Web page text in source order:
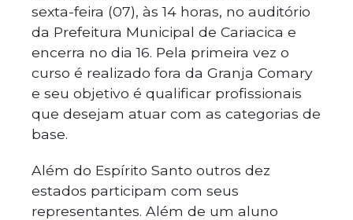
sexta-feira (07), às 14 horas, no auditório
da Prefeitura Municipal de Cariacica e
encerra no dia 16. Pela primeira vez o
curso é realizado fora da Granja Comary
e seu objetivo é qualificar profissionais
que desejam atuar com as categorias de
base.
Além do Espírito Santo outros dez
estados participam com seus
representantes. Além de um aluno